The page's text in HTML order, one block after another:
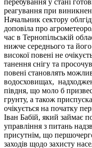
перебування у стані
реагування при
Начальник сектору
доповіла про
час в Тернопільській
нижче середнього та
високої повені не
танення снігу та
повені становлять
водосховищах,
півдня, що моло б
грунту, а також
очікується на початку
Іван Бабій, який займає
управління з питань
присутнім, що
заходів щодо захисту